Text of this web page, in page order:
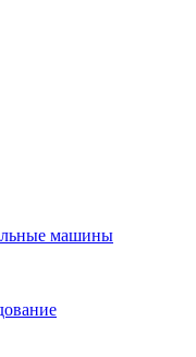
машины